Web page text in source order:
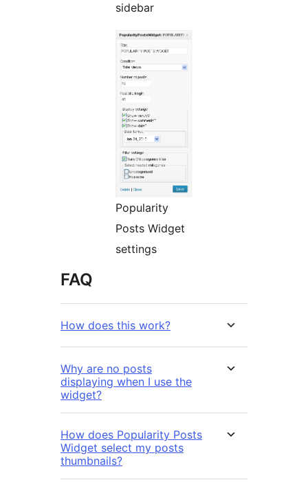
sidebar
Popularity
Posts Widget
settings
FAQ
How does this work?
Why are no posts
displaying when I use the
widget?
How does Popularity Posts
Widget select my posts
thumbnails?